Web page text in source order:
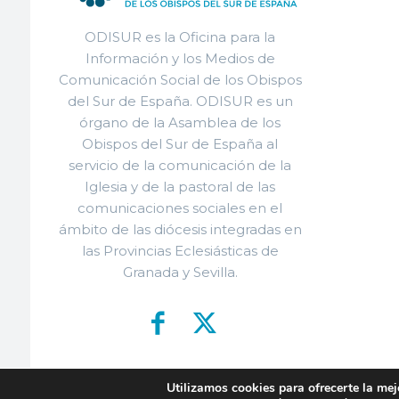
ODISUR es la Oficina para la
Información y los Medios de
Comunicación Social de los Obispos
del Sur de España. ODISUR es un
órgano de la Asamblea de los
Obispos del Sur de España al
servicio de la comunicación de la
Iglesia y de la pastoral de las
comunicaciones sociales en el
ámbito de las diócesis integradas en
las Provincias Eclesiásticas de
Granada y Sevilla.
Utilizamos cookies para ofrecerte la